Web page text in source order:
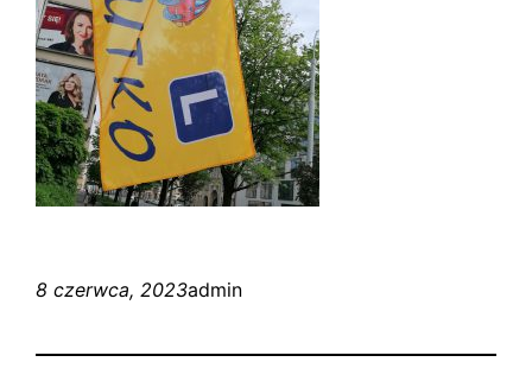
8 czerwca, 2023admin